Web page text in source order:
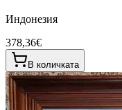
Индонезия
378,36€
В количката